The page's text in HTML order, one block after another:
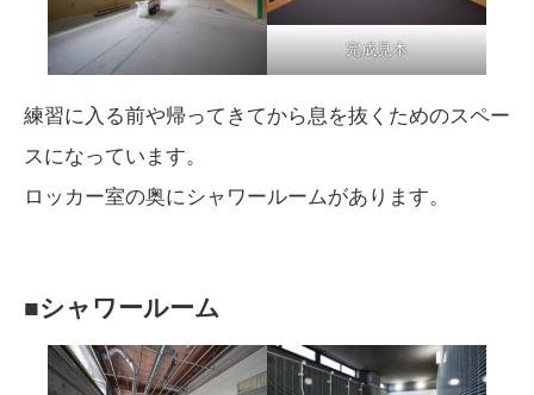
完成見本
練習に入る前や帰ってきてから息を抜くためのスペー
スになっています。
ロッカー室の奥にシャワールームがあります。
■シャワールーム